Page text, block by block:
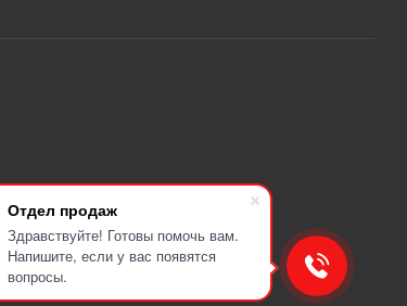
Отдел продаж
Здравствуйте! Готовы помочь вам.
Напишите, если у вас появятся
вопросы.